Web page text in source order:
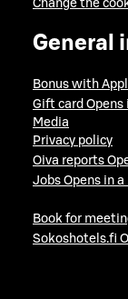
Change the
General
Bonus with
Gift card Opens
Media
Privacy policy
Oiva reports
Jobs Opens in
Book for
Sokoshotels.fi